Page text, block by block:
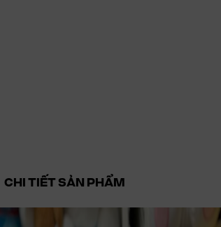
CHI TIẾT SẢN PHẨM